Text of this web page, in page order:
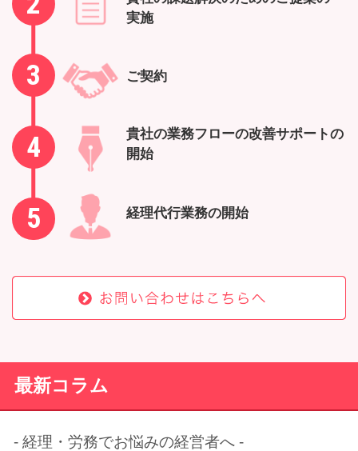
3
4
5
実施
ご契約
貴社の業務フローの改善サポートの
開始
経理代行業務の開始
最新コラム
- 経理・労務でお悩みの経営者へ -